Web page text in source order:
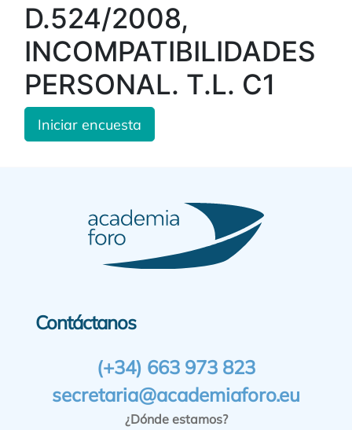
D.524/2008,
INCOMPATIBILIDADES
PERSONAL. T.L. C1
Iniciar encuesta
Contáctanos
(+34) 663 973 823
secretaria@academiaforo.eu
¿Dónde estamos?